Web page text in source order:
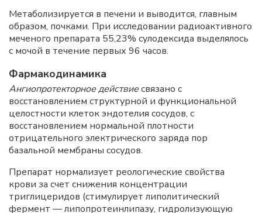
Метаболизируется в печени и выводится, главным
образом, почками. При исследовании радиоактивного
меченого препарата 55,23% сулодексида выделялось
с мочой в течение первых 96 часов.
Фармакодинамика
Ангиопротекторное действиесвязано с
восстановлением структурной и функциональной
целостности клеток эндотелия сосудов, с
восстановлением нормальной плотности
отрицательного электрического заряда пор
базальной мембраны сосудов.
Препарат нормализует реологические свойства
крови за счет снижения концентрации
триглицеридов (стимулирует липолитический
фермент — липопротеинлипазу, гидролизующую